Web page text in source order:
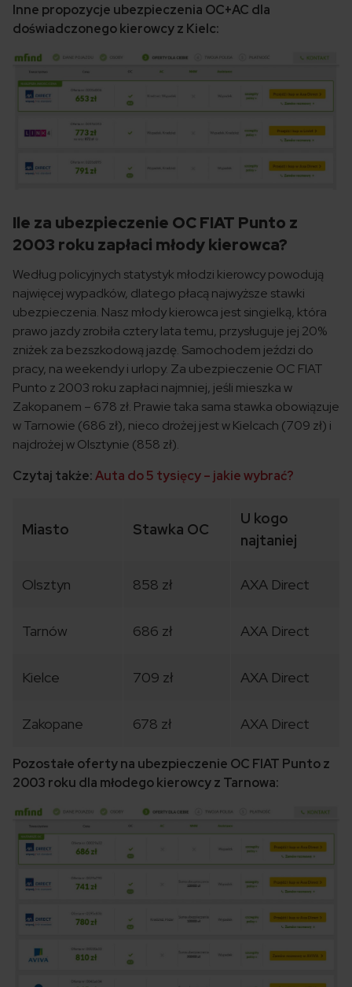
Inne propozycje ubezpieczenia OC+AC dla
doświadczonego kierowcy z Kielc:
Ile za ubezpieczenie OC FIAT Punto z
2003 roku zapłaci młody kierowca?
Według policyjnych statystyk młodzi kierowcy powodują
najwięcej wypadków, dlatego płacą najwyższe stawki
ubezpieczenia. Nasz młody kierowca jest singielką, która
prawo jazdy zrobiła cztery lata temu, przysługuje jej 20%
zniżek za bezszkodową jazdę. Samochodem jeździ do
pracy, na weekendy i urlopy. Za ubezpieczenie OC FIAT
Punto z 2003 roku zapłaci najmniej, jeśli mieszka w
Zakopanem – 678 zł. Prawie taka sama stawka obowiązuje
w Tarnowie (686 zł), nieco drożej jest w Kielcach (709 zł) i
najdrożej w Olsztynie (858 zł).
Czytaj także:Auta do 5 tysięcy – jakie wybrać?
Miasto Stawka OC
U kogo
najtaniej
Olsztyn 858 zł AXA Direct
Tarnów 686 zł AXA Direct
Kielce 709 zł AXA Direct
Zakopane 678 zł AXA Direct
Pozostałe oferty na ubezpieczenie OC FIAT Punto z
2003 roku dla młodego kierowcy z Tarnowa: